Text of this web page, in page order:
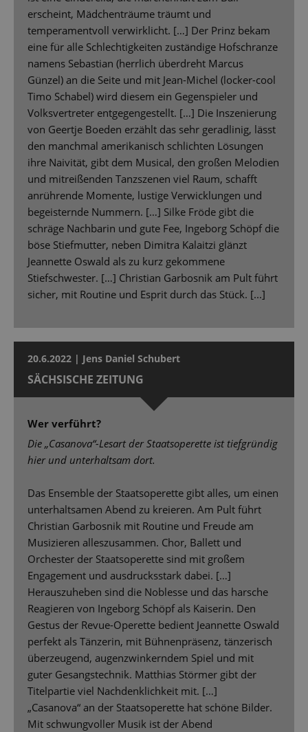
erscheint, Mädchenträume träumt und
temperamentvoll verwirklicht. […] Der Prinz bekam
eine für alle Schlechtigkeiten zuständige Hofschranze
namens Sebastian (herrlich überdreht Marcus
Günzel) an die Seite und mit Jean-Michel (locker-cool
Timo Schabel) wird diesem ein Gegenspieler und
Volksvertreter entgegengestellt. […] Die Inszenierung
von Geertje Boeden erzählt das sehr geradlinig, lässt
den manchmal amerikanisch schlichten Lösungen
ihre Naivität, gibt dem Musical, den großen Melodien
und mitreißenden Tanzszenen viel Raum, schafft
anrührende Momente, lustige Verwicklungen und
begeisternde Nummern. […] Silke Fröde gibt die
schräge Nachbarin und gute Fee, Ingeborg Schöpf die
böse Stiefmutter, neben Dimitra Kalaitzi glänzt
Jeannette Oswald als zu kurz gekommene
Stiefschwester. […] Christian Garbosnik am Pult führt
sicher, mit Routine und Esprit durch das Stück. [...]
20.6.2022 | Jens Daniel Schubert
SÄCHSISCHE ZEITUNG
Wer verführt?
Die „Casanova“-Lesart der Staatsoperette ist tiefgründig
hier und unterhaltsam dort.
Das Ensemble der Staatsoperette gibt alles, um einen
unterhaltsamen Abend zu kreieren. Am Pult führt
Christian Garbosnik mit Routine und Freude am
Musizieren alleszusammen. Chor, Ballett und
Orchester der Staatsoperette sind mit großem
Engagement und ausdrucksstark dabei. […]
Herauszuheben sind die Noblesse und das harsche
Reagieren von Ingeborg Schöpf als Kaiserin. Den
Gestus der Revue-Operette bedient Jeannette Oswald
perfekt als Tänzerin, mit Bühnenpräsenz, tänzerisch
überzeugend, augenzwinkerndem Spiel und mit
guter Gesangstechnik. Matthias Störmer gibt der
Titelpartie viel Nachdenklichkeit mit. […]
„Casanova“ an der Staatsoperette hat schöne Bilder.
Mit schwungvoller Musik ist der Abend